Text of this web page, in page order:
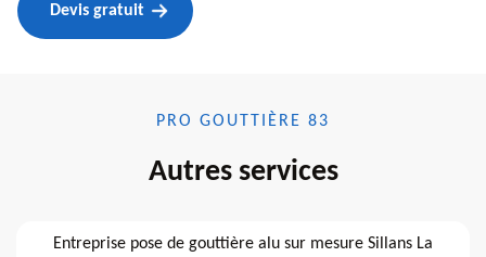
Devis gratuit
PRO GOUTTIÈRE 83
Autres services
Entreprise pose de gouttière alu sur mesure Sillans La